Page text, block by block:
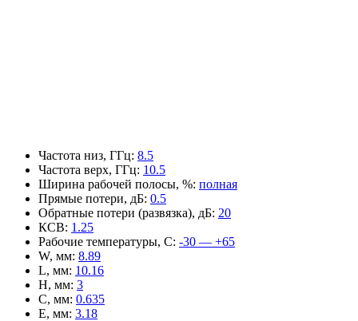
Частота низ, ГГц: 8.5
Частота верх, ГГц: 10.5
Ширина рабочей полосы, %: полная
Прямые потери, дБ: 0.5
Обратные потери (развязка), дБ: 20
КСВ: 1.25
Рабочие температуры, С: -30 — +65
W, мм: 8.89
L, мм: 10.16
H, мм: 3
C, мм: 0.635
E, мм: 3.18